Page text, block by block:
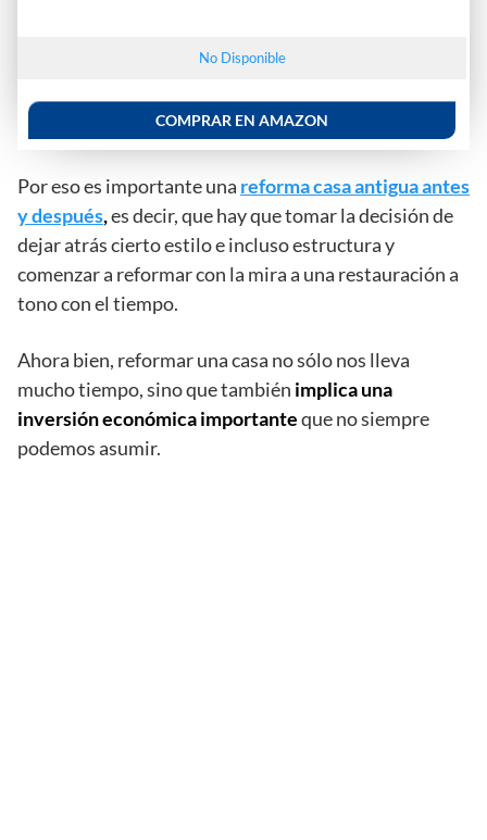
No Disponible
COMPRAR EN AMAZON
Por eso es importante una reforma casa antigua antes
y después,es decir, que hay que tomar la decisión de
dejar atrás cierto estilo e incluso estructura y
comenzar a reformar con la mira a una restauración a
tono con el tiempo.
Ahora bien, reformar una casa no sólo nos lleva
mucho tiempo, sino que también implica una
inversión económica importanteque no siempre
podemos asumir.